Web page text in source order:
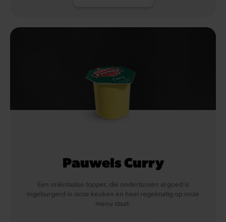
Pauwels Curry
Een oriëntaalse topper, die ondertussen al goed is
ingeburgerd in onze keuken en heel regelmatig op onze
menu staat.